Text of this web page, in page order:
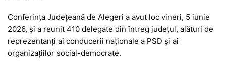
Conferința Județeană de Alegeri a avut loc vineri, 5 iunie
2026, și a reunit 410 delegate din întreg județul, alături de
reprezentanți ai conducerii naționale a PSD și ai
organizațiilor social-democrate.